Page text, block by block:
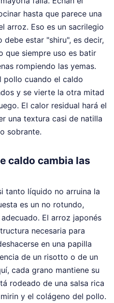
hasta que parece una
arroz. Eso es un sacrilegio
estar "shiru", es decir,
que siempre uso es batir
rompiendo las yemas.
pollo cuando el caldo
y se vierte la otra mitad
El calor residual hará el
una textura casi de natilla
sobrante.
caldo cambia las
tanto líquido no arruina la
es un no rotundo,
El arroz japonés
necesaria para
en una papilla
de un risotto o de un
cada grano mantiene su
rodeado de una salsa rica
y el colágeno del pollo.